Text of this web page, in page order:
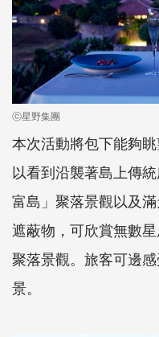
ⓒ星野集團
本次活動將包下能夠
以看到沿襲著島上傳
富島」聚落景觀以及
遮蔽物，可欣賞無數
聚落景觀。旅客可邊
景。